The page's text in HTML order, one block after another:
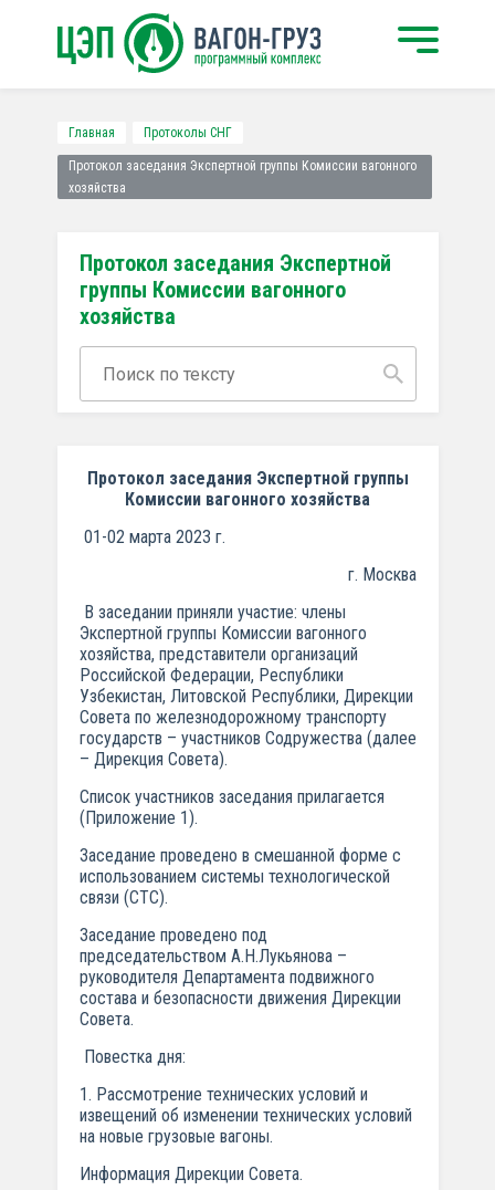
Главная Протоколы СНГ
Протокол заседания Экспертной группы Комиссии вагонного
хозяйства
Протокол заседания Экспертной
группы Комиссии вагонного
хозяйства
Протокол заседания Экспертной группы
Комиссии вагонного хозяйства
01-02 марта 2023 г.
г. Москва
В заседании приняли участие: члены
Экспертной группы Комиссии вагонного
хозяйства, представители организаций
Российской Федерации, Республики
Узбекистан, Литовской Республики, Дирекции
Совета по железнодорожному транспорту
государств – участников Содружества (далее
– Дирекция Совета).
Список участников заседания прилагается
(Приложение 1).
Заседание проведено в смешанной форме с
использованием системы технологической
связи (СТС).
Заседание проведено под
председательством А.Н.Лукьянова –
руководителя Департамента подвижного
состава и безопасности движения Дирекции
Совета.
Повестка дня:
1. Рассмотрение технических условий и
извещений об изменении технических условий
на новые грузовые вагоны.
Информация Дирекции Совета.